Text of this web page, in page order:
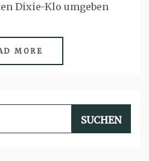
Dixie-Klo umgeben
MORE